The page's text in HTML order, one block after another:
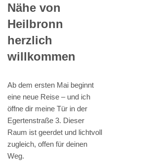
Nähe von
Heilbronn
herzlich
willkommen
Ab dem ersten Mai beginnt
eine neue Reise – und ich
öffne dir meine Tür in der
Egertenstraße 3. Dieser
Raum ist geerdet und lichtvoll
zugleich, offen für deinen
Weg.